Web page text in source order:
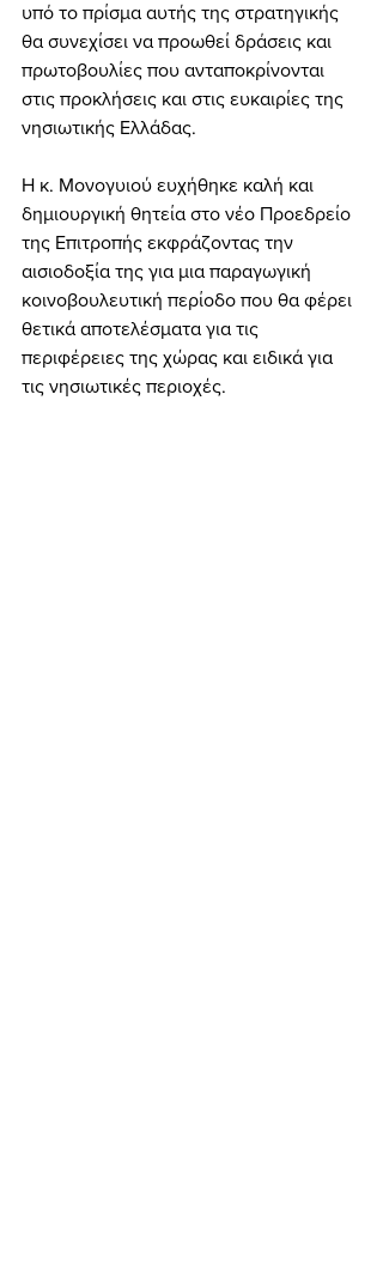
υπό το πρίσμα αυτής της στρατηγικής
θα συνεχίσει να προωθεί δράσεις και
πρωτοβουλίες που ανταποκρίνονται
στις προκλήσεις και στις ευκαιρίες της
νησιωτικής Ελλάδας.
Η κ. Μονογυιού ευχήθηκε καλή και
δημιουργική θητεία στο νέο Προεδρείο
της Επιτροπής εκφράζοντας την
αισιοδοξία της για μια παραγωγική
κοινοβουλευτική περίοδο που θα φέρει
θετικά αποτελέσματα για τις
περιφέρειες της χώρας και ειδικά για
τις νησιωτικές περιοχές.